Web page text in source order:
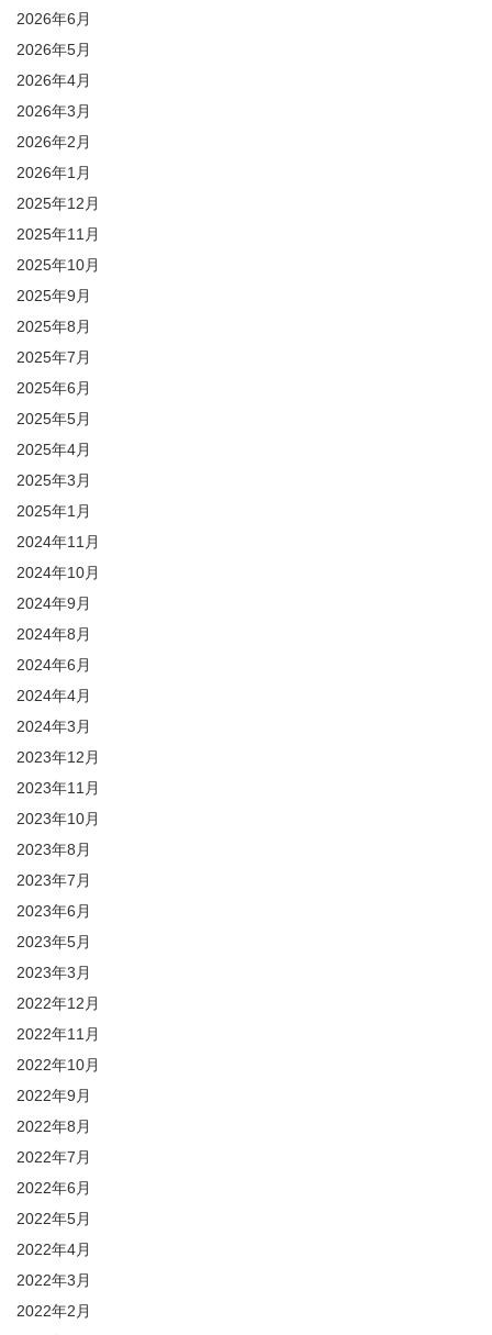
2026年6月
2026年5月
2026年4月
2026年3月
2026年2月
2026年1月
2025年12月
2025年11月
2025年10月
2025年9月
2025年8月
2025年7月
2025年6月
2025年5月
2025年4月
2025年3月
2025年1月
2024年11月
2024年10月
2024年9月
2024年8月
2024年6月
2024年4月
2024年3月
2023年12月
2023年11月
2023年10月
2023年8月
2023年7月
2023年6月
2023年5月
2023年3月
2022年12月
2022年11月
2022年10月
2022年9月
2022年8月
2022年7月
2022年6月
2022年5月
2022年4月
2022年3月
2022年2月